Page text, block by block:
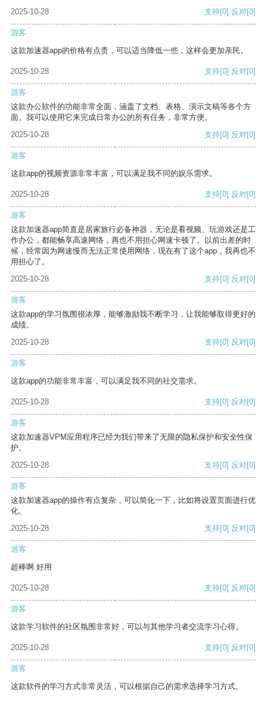
2025-10-28 支持[0] 反对[0]
游客
这款加速器app的价格有点贵，可以适当降低一些，这样会更加亲民。
2025-10-28 支持[0] 反对[0]
游客
这款办公软件的功能非常全面，涵盖了文档、表格、演示文稿等各个方
面。我可以使用它来完成日常办公的所有任务，非常方便。
2025-10-28
支持[0] 反对[0]
游客
这款app的视频资源非常丰富，可以满足我不同的娱乐需求。
2025-10-28 支持[0] 反对[0]
游客
这款加速器app简直是居家旅行必备神器，无论是看视频、玩游戏还是工
作办公，都能畅享高速网络，再也不用担心网速卡顿了。以前出差的时
候，经常因为网速慢而无法正常使用网络，现在有了这个app，我再也不
用担心了。
2025-10-28
支持[0] 反对[0]
游客
这款app的学习氛围很浓厚，能够激励我不断学习，让我能够取得更好的
成绩。
2025-10-28
支持[0] 反对[0]
游客
这款app的功能非常丰富，可以满足我不同的社交需求。
2025-10-28 支持[0] 反对[0]
游客
这款加速器VPM应用程序已经为我们带来了无限的隐私保护和安全性保
护。
2025-10-28
支持[0] 反对[0]
游客
这款加速器app的操作有点复杂，可以简化一下，比如将设置页面进行优
化。
2025-10-28
支持[0] 反对[0]
游客
超棒啊 好用
2025-10-28 支持[0] 反对[0]
游客
这款学习软件的社区氛围非常好，可以与其他学习者交流学习心得。
2025-10-28 支持[0] 反对[0]
游客
这款软件的学习方式非常灵活，可以根据自己的需求选择学习方式。